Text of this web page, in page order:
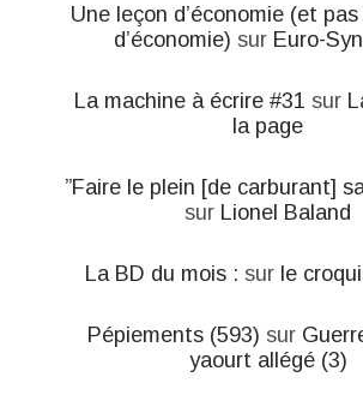
Une leçon d’économie (et
d’économie) sur Euro-
La machine à écrire #31 sur
la page
”Faire le plein [de carburant]
sur Lionel Baland
La BD du mois : sur le
Pépiements (593) sur
yaourt allégé (3)